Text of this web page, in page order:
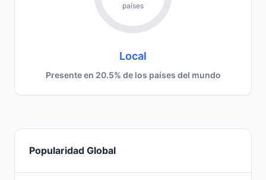
países
Local
Presente en 20.5% de los países del mundo
Popularidad Global